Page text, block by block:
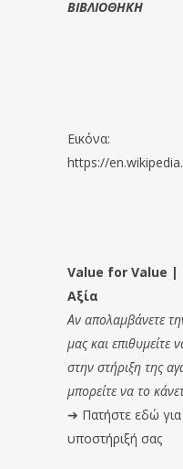
ΒΙΒΛΙΟΘΗΚΗ
Εικόνα:
https://
Value for Value |
Αξία
Αν απολαμβάνετε
μας και επιθυμείτε
στην στήριξη της
μπορείτε να το
➔ Πατήστε εδώ
υποστήριξή σας